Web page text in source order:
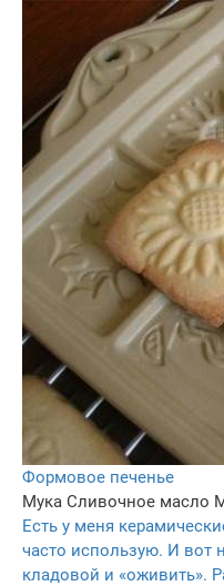
Формовое печенье
Мука Сливочное масло
Есть у меня
часто использую. И вот
кладовой и «оживить».